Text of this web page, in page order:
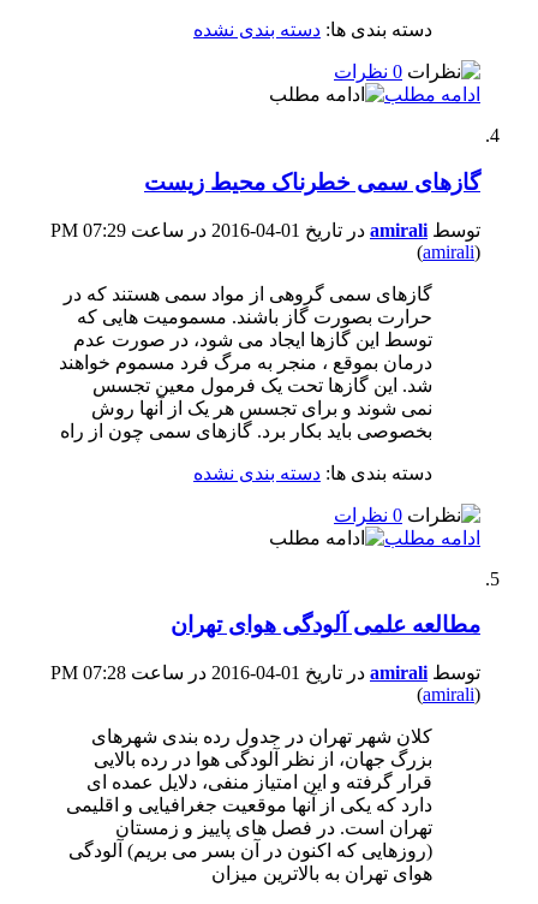
دسته بندی ها: دسته بندی نشده
0 نظرات
ادامه مطلب
گازهای سمی خطرناک محیط زیست
توسط amirali
در تاریخ 01-04-2016 در ساعت 07:29 PM
(amirali)
گازهای سمی گروهی از مواد سمی هستند که در
حرارت بصورت گاز باشند. مسمومیت هایی که
توسط این گازها ایجاد می شود، در صورت عدم
درمان بموقع ، منجر به مرگ فرد مسموم خواهند
شد. این گازها تحت یک فرمول معین تجسس
نمی شوند و برای تجسس هر یک از آنها روش
بخصوصی باید بکار برد. گازهای سمی چون از راه
دسته بندی ها: دسته بندی نشده
0 نظرات
ادامه مطلب
مطالعه علمی آلودگی هوای تهران
توسط amirali
در تاریخ 01-04-2016 در ساعت 07:28 PM
(amirali)
کلان شهر تهران در جدول رده بندی شهرهای
بزرگ جهان، از نظر آلودگی هوا در رده بالایی
قرار گرفته و این امتیاز منفی، دلایل عمده ای
دارد که یکی از آنها موقعیت جغرافیایی و اقلیمی
تهران است. در فصل های پاییز و زمستان
(روزهایی که اکنون در آن بسر می بریم) آلودگی
هوای تهران به بالاترین میزان